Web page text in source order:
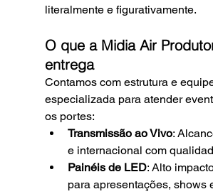
literalmente e figurativamente.
O que a Midia Air
entrega
Contamos com estrutura e
especializada para atender
os portes:
Transmissão ao Vivo:
e internacional com
Painéis de LED: Alto
para apresentações, shows